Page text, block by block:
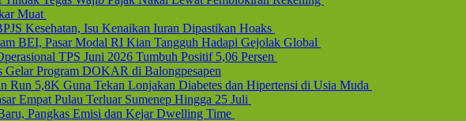
Muat
Kesehatan, Isu Kenaikan Iuran Dipastikan Hoaks
BEI, Pasar Modal RI Kian Tangguh Hadapi Gejolak Global
TPS Juni 2026 Tumbuh Positif 5,06 Persen
Gelar Program DOKAR di Balongpesapen
Run 5,8K Guna Tekan Lonjakan Diabetes dan Hipertensi di Usia Muda
Empat Pulau Terluar Sumenep Hingga 25 Juli
Pangkas Emisi dan Kejar Dwelling Time